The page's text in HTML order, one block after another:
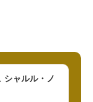
シャルル・ノ